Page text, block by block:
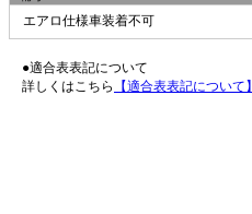
エアロ仕様車装着不可
●適合表表記について
詳しくはこちら
【適合表表記について】